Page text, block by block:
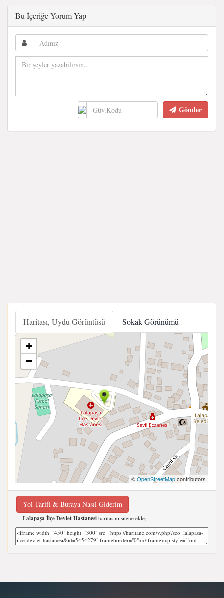
Bu İçeriğe Yorum Yap
Gönder
Haritası, Uydu Görüntüsü Sokak Görünümü
+
−
©OpenStreetMapcontributors
Yol Tarifi & Buraya Nasıl Giderim
Lalapaşa İlçe Devlet Hastanesi haritasını sitene ekle;